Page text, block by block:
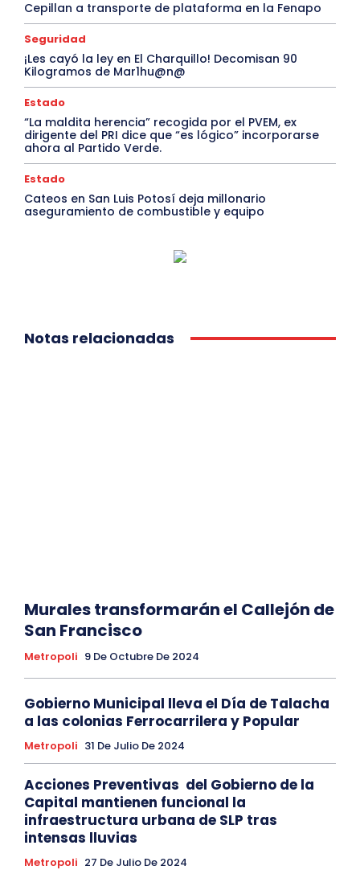
Cepillan a transporte de plataforma en la Fenapo
Seguridad
¡Les cayó la ley en El Charquillo! Decomisan 90
Kilogramos de Mar1hu@n@
Estado
“La maldita herencia” recogida por el PVEM, ex
dirigente del PRI dice que “es lógico” incorporarse
ahora al Partido Verde.
Estado
Cateos en San Luis Potosí deja millonario
aseguramiento de combustible y equipo
Notas relacionadas
Murales transformarán el Callejón de
San Francisco
Metropoli 9 De Octubre De 2024
Gobierno Municipal lleva el Día de Talacha
a las colonias Ferrocarrilera y Popular
Metropoli 31 De Julio De 2024
Acciones Preventivas del Gobierno de la
Capital mantienen funcional la
infraestructura urbana de SLP tras
intensas lluvias
Metropoli 27 De Julio De 2024